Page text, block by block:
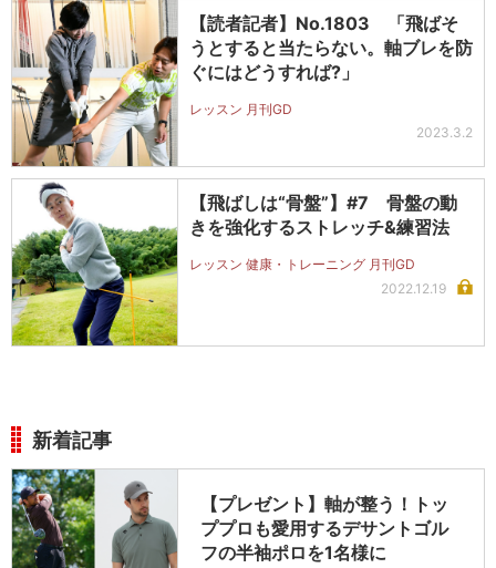
【読者記者】No.1803 「飛ばそ
うとすると当たらない。軸ブレを防
ぐにはどうすれば?」
レッスン 月刊GD
2023.3.2
【飛ばしは“骨盤”】#7 骨盤の動
きを強化するストレッチ&練習法
レッスン 健康・トレーニング 月刊GD
2022.12.19
新着記事
【プレゼント】軸が整う！トッ
ププロも愛用するデサントゴル
フの半袖ポロを1名様に